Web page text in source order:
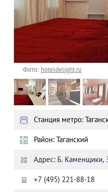
Фото: hoteldelight.ru
Станция метро:
Район: Таганский
Адрес: Б. Каменщики,
+7 (495) 221-88-18